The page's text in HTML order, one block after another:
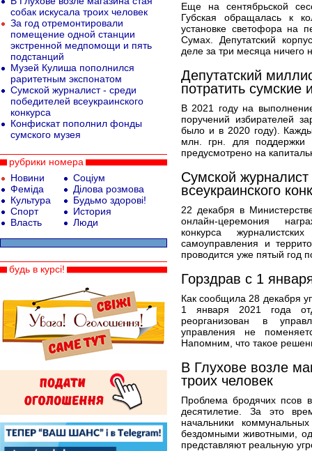
Еще на сентябрьской
Губская обращалась к
установке светофора на
Сумах. Депутатский
деле за три месяца ничего
Депутатский
потратить сумские
В 2021 году на
поручений избирателей
было и в 2020 году).
млн. грн. для поддержки
предусмотрено на
Сумской
всеукраинского
22 декабря в
онлайн-церемония
конкурса
самоуправления и
проводится уже пятый год
Горздрав с 1
Как сообщила 28 декабря
1 января 2021 года
реорганизован в
управления не
Напомним, что такое
В Глухове возле
троих человек
Проблема бродячих псов
десятилетие. За это
начальники
бездомными животными,
представляют реальную
собак искусала троих человек
За год отремонтировали
помещение одной станции
экстренной медпомощи и пять
подстанций
Музей Кулиша пополнился
раритетным экспонатом
Сумской журналист - среди
победителей всеукраинского
конкурса
Конфискат пополнил фонды
сумского музея
рубрики номера
Новини
Феміда
Культура
Спорт
Власть
Соціум
Ділова розмова
Будьмо здорові!
История
Люди
будь в курсі!